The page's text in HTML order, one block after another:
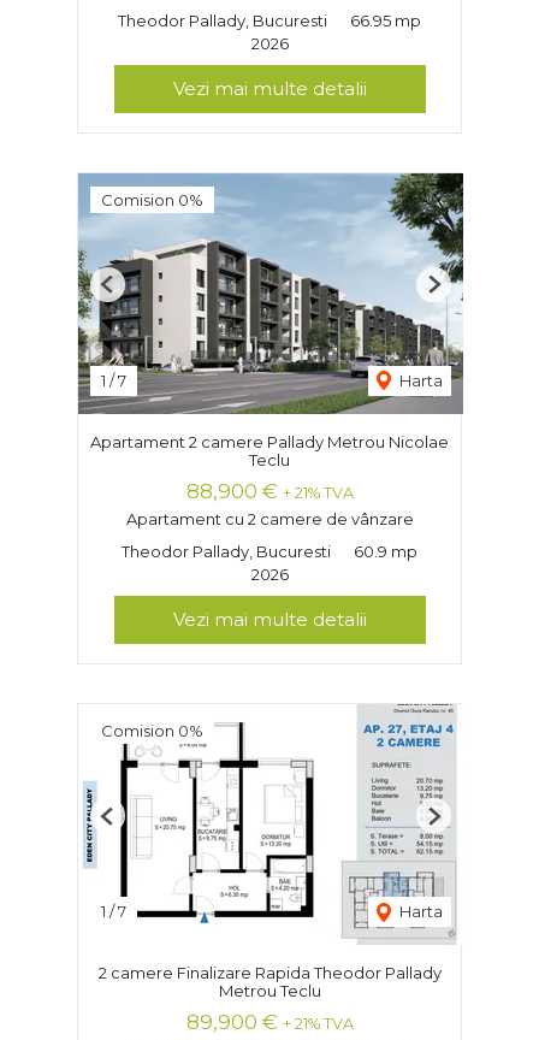
Theodor Pallady, Bucuresti
66.95 mp
2026
Vezi mai multe detalii
Comision 0%
1 /7 Harta
Previous Next
Apartament 2 camere Pallady Metrou Nicolae
Teclu
88,900 € + 21% TVA
Apartament cu 2 camere de vânzare
Theodor Pallady, Bucuresti
60.9 mp
2026
Vezi mai multe detalii
Comision 0%
1 /7 Harta
Previous Next
2 camere Finalizare Rapida Theodor Pallady
Metrou Teclu
89,900 € + 21% TVA